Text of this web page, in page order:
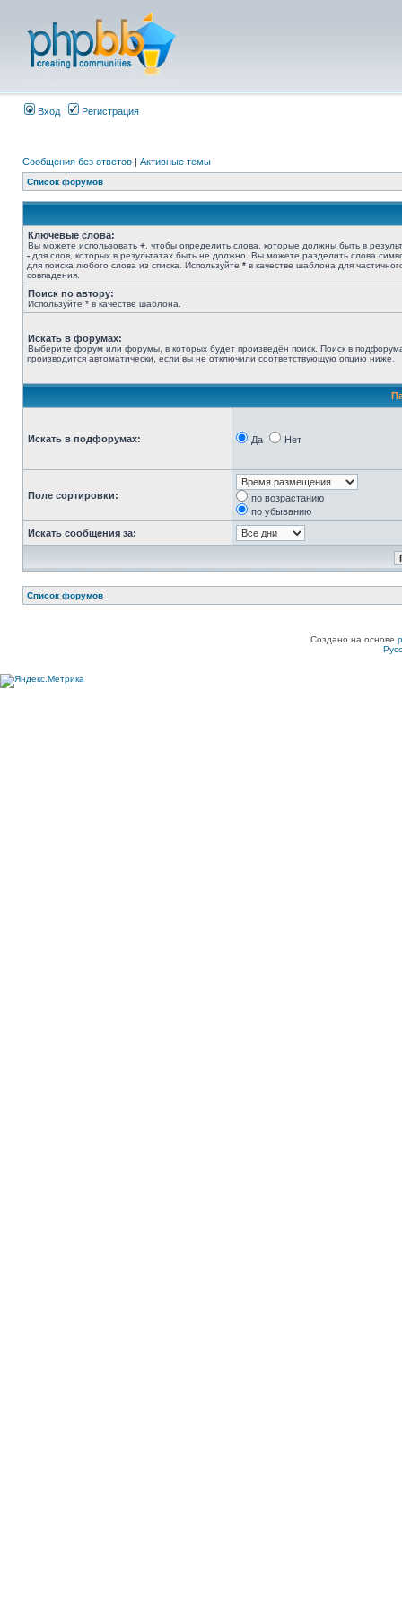
Вход Регистрация
Сообщения без ответов | Активные темы
Список форумов
Ключевые слова:
Вы можете использовать + , чтобы определить слова, которые должны быть в
- для слов, которых в результатах быть не должно. Вы можете разделить слова
для поиска любого слова из списка. Используйте * в качестве шаблона для
совпадения.
Поиск по автору:
Используйте * в качестве шаблона.
Искать в форумах:
Выберите форум или форумы, в которых будет произведён поиск. Поиск в
производится автоматически, если вы не отключили соответствующую опцию ниже.
Искать в подфорумах: Да Нет
Поле сортировки:
по возрастанию
по убыванию
Искать сообщения за:
Список форумов
Создано на основе